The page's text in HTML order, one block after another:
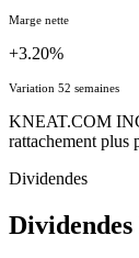
Marge nette
+3.20%
Variation 52 semaines
KNEAT.COM
rattachement plus
Dividendes